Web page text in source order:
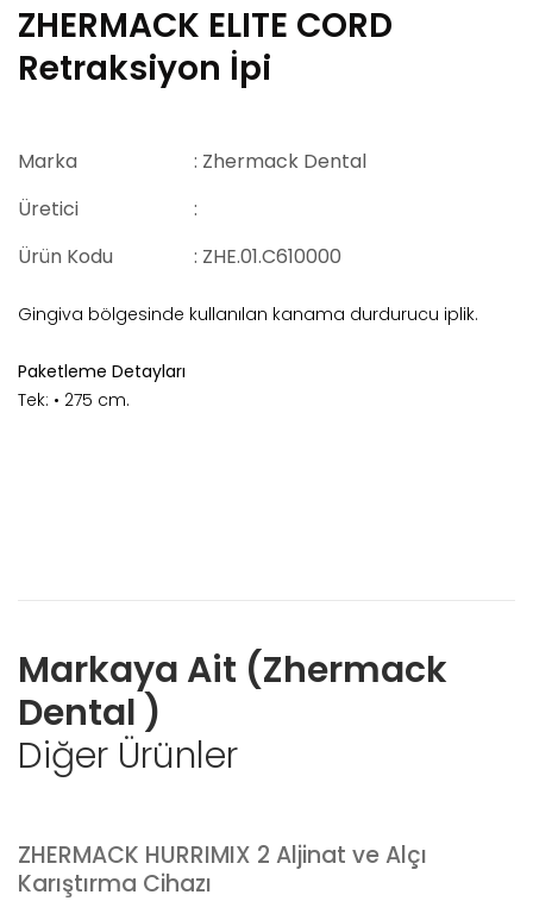
ZHERMACK ELITE CORD
Retraksiyon İpi
Marka
: Zhermack Dental
Üretici
:
Ürün Kodu
: ZHE.01.C610000
Gingiva bölgesinde kullanılan kanama durdurucu iplik.
Paketleme Detayları
Tek: • 275 cm.
Markaya Ait (Zhermack
Dental )
Diğer Ürünler
ZHERMACK HURRIMIX 2 Aljinat ve Alçı
Karıştırma Cihazı